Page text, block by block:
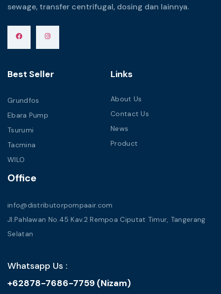
sewage, transfer centrifugal, dosing dan lainnya.
Best Seller
Grundfos
Ebara Pump
Tsurumi
Tacmina
WILO
Links
About Us
Contact Us
News
Product
Office
info@distributorpompaair.com
Jl.Pahlawan No.45 Kav.2 Rempoa Ciputat Timur, Tangerang
Selatan
Whatsapp Us :
+62878-7686-7759 (Nizam)